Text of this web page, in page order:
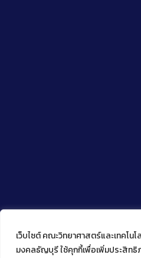
เว็บไซต์ คณะวิทยาศาสตร์และเทคโน
มงคลธัญบุรี ใช้คุกกี้เพื่อเพิ่มประสิท